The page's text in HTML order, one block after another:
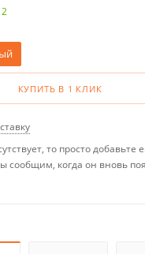
2
КУПИТЬ В 1 КЛИК
то просто добавьте
сообщим, когда он вновь